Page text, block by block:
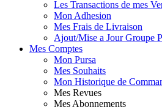
Les Transactions de mes
Mon Adhesion
Mes Frais de Livraison
Ajout/Mise a Jour Groupe
Mes Comptes
Mon Pursa
Mes Souhaits
Mon Historique de
Mes Revues
Mes Abonnements